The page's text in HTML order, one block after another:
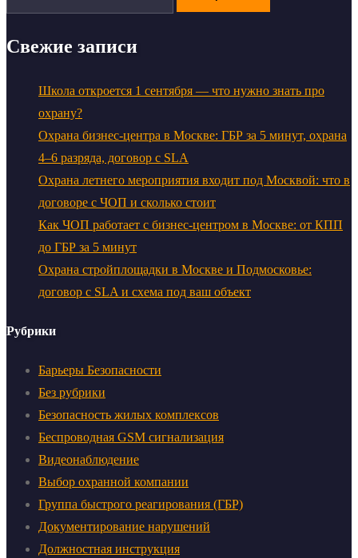
Свежие записи
Школа откроется 1 сентября — что нужно знать про
охрану?
Охрана бизнес-центра в Москве: ГБР за 5 минут, охрана
4–6 разряда, договор с SLA
Охрана летнего мероприятия входит под Москвой: что в
договоре с ЧОП и сколько стоит
Как ЧОП работает с бизнес-центром в Москве: от КПП
до ГБР за 5 минут
Охрана стройплощадки в Москве и Подмосковье:
договор с SLA и схема под ваш объект
Рубрики
Барьеры Безопасности
Без рубрики
Безопасность жилых комплексов
Беспроводная GSM сигнализация
Видеонаблюдение
Выбор охранной компании
Группа быстрого реагирования (ГБР)
Документирование нарушений
Должностная инструкция